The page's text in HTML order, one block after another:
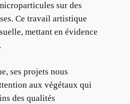
sur des
Ce travail artistique
mettant en évidence
ses projets nous
aux végétaux qui
des qualités